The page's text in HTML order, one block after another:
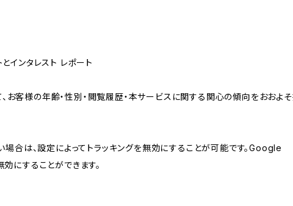
ンタレスト レポート
客様の年齢・性別・閲覧履歴・本サービスに関する関心の傾向をおおよ
は、設定によってトラッキングを無効にすることが可能です。Google
にすることができます。